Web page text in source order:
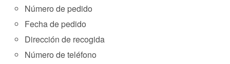
Número de pedido
Fecha de pedido
Dirección de recogida
Número de teléfono